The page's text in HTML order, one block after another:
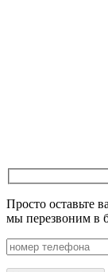
Просто оставьте
мы перезвоним в